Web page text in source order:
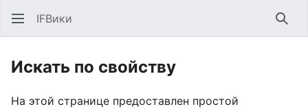
IFВики
Искать по свойству
На этой странице предоставлен простой